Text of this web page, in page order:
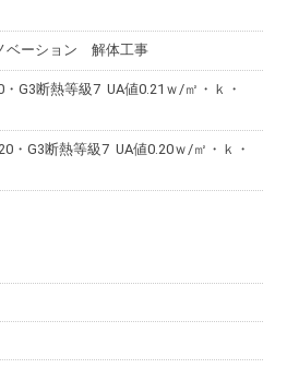
ベーション 解体工事
G3断熱等級7 UA値0.21ｗ/㎡・ｋ・
・G3断熱等級7 UA値0.20ｗ/㎡・ｋ・